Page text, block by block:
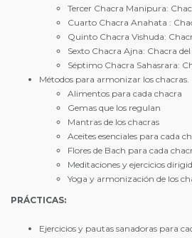
Tercer Chacra Manipura:
Cuarto Chacra Anahata :
Quinto Chacra Vishuda:
Sexto Chacra Ajna: Chacra
Séptimo Chacra Sahasrara:
Métodos para armonizar los chacras.
Alimentos para cada chacra
Gemas que los regulan
Mantras de los chacras
Aceites esenciales para cada
Flores de Bach para cada
Meditaciones y ejercicios
Yoga y armonización de los
PRÁCTICAS:
Ejercicios y pautas sanadoras para